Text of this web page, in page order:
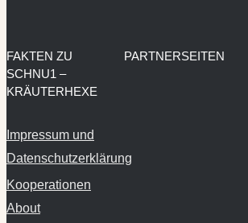
FAKTEN ZU
SCHNU1 –
KRÄUTERHEXE
Impressum und
Datenschutzerklärung
Kooperationen
About
PARTNERSEITEN